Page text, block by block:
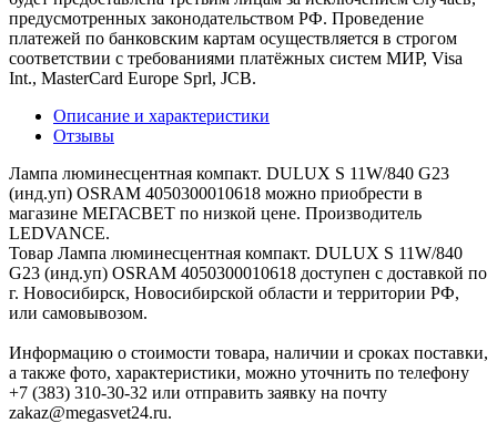
предусмотренных законодательством РФ. Проведение
платежей по банковским картам осуществляется в строгом
соответствии с требованиями платёжных систем МИР, Visa
Int., MasterCard Europe Sprl, JCB.
Описание и характеристики
Отзывы
Лампа люминесцентная компакт. DULUX S 11W/840 G23
(инд.уп) OSRAM 4050300010618 можно приобрести в
магазине МЕГАСВЕТ по низкой цене. Производитель
LEDVANCE.
Товар Лампа люминесцентная компакт. DULUX S 11W/840
G23 (инд.уп) OSRAM 4050300010618 доступен с доставкой по
г. Новосибирск, Новосибирской области и территории РФ,
или самовывозом.
Информацию о стоимости товара, наличии и сроках поставки,
а также фото, характеристики, можно уточнить по телефону
+7 (383) 310-30-32 или отправить заявку на почту
zakaz@megasvet24.ru.